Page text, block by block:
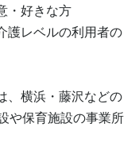
・好きな方
護レベルの利用者の
、横浜・藤沢などの
や保育施設の事業所